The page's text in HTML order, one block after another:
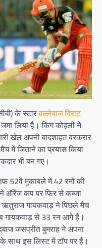
के स्टारबल्लेबाज विराट
लिया है। किंग कोहली ने
खेल अपनी बादशाहत बरकरार
में जिताने का प्रयास किया
भी बन गए।
52वें मुकाबले में 42 रनों की
ऑरेंज कप पर फिर से कब्जा
गायकवाड़ ने पिछले मैच
गायकवाड़ से 33 रन आगे हैं।
जसप्रीत बुमराह ने अपना
साथ इस लिस्ट में टॉप पर हैं।